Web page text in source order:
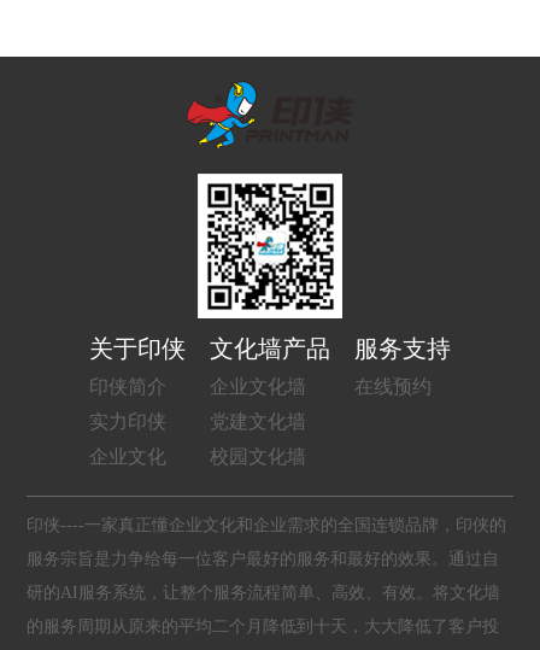
关于印侠
印侠简介
实力印侠
企业文化
文化墙产品
企业文化墙
党建文化墙
校园文化墙
服务支持
在线预约
印侠----一家真正懂企业文化和企业需求的全国连锁品牌，印侠的
服务宗旨是力争给每一位客户最好的服务和最好的效果。通过自
研的AI服务系统，让整个服务流程简单、高效、有效。将文化墙
的服务周期从原来的平均二个月降低到十天，大大降低了客户投